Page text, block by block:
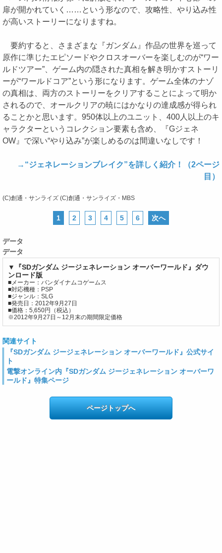
扉が開かれていく……という形なので、攻略性、やり込み性
が高いストーリーになりますね。
要約すると、さまざまな『ガンダム』作品の世界を巡って
原作に準じたエピソードやクロスオーバーを楽しむのが“ワー
ルドツアー”、ゲーム内の隠された真相を解き明かすストーリ
ーが“ワールドコア”という形になります。ゲーム全体のナゾ
の真相は、両方のストーリーをクリアすることによって明か
されるので、オールクリアの暁にはかなりの達成感が得られ
ることかと思います。950体以上のユニット、400人以上のキ
ャラクターというコレクション要素も含め、『Gジェネ
OW』で深い“やり込み”が楽しめるのは間違いなしです！
→“ジェネレーションブレイク”を詳しく紹介！（2ページ
目）
(C)創通・サンライズ (C)創通・サンライズ・MBS
1 2 3 4 5 6 次へ
データ
データ
▼『SDガンダム ジージェネレーション オーバーワールド』ダウ
ンロード版
■メーカー：バンダイナムコゲームス
■対応機種：PSP
■ジャンル：SLG
■発売日：2012年9月27日
■価格：5,650円（税込）
※2012年9月27日～12月末の期間限定価格
関連サイト
『SDガンダム ジージェネレーション オーバーワールド』公式サイ
ト
電撃オンライン内『SDガンダム ジージェネレーション オーバーワ
ールド』特集ページ
ページトップへ